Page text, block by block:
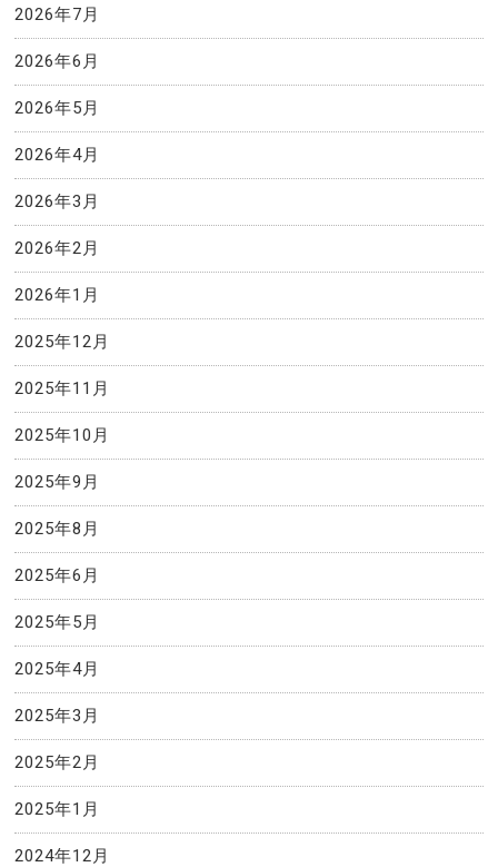
2026年7月
2026年6月
2026年5月
2026年4月
2026年3月
2026年2月
2026年1月
2025年12月
2025年11月
2025年10月
2025年9月
2025年8月
2025年6月
2025年5月
2025年4月
2025年3月
2025年2月
2025年1月
2024年12月